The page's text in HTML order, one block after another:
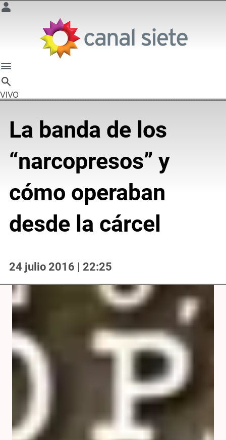
VIVO
La banda de los
“narcopresos” y
cómo operaban
desde la cárcel
24 julio 2016 | 22:25